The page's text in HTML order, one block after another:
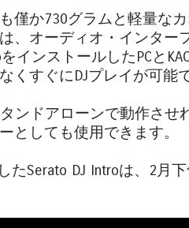
僅か730グラムと軽量な
は、オーディオ・インター
インストールしたPCと
くすぐにDJプレイが可能で
ンドアローンで動作さ
としても使用できます。
たSerato DJ Introは、2月